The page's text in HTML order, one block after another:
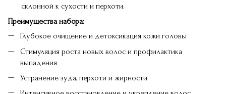
склонной к сухости и перхоти.
Преимущества набора:
Глубокое очищение и детоксикация кожи головы
Стимуляция роста новых волос и профилактика
выпадения
Устранение зуда, перхоти и жирности